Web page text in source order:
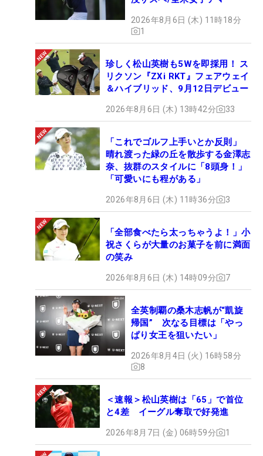
2026年8月6日 (木) 11時18分
1
珍しく松山英樹も5Wを即採用！ ス
リクソン『ZXi RKT』フェアウェイ
＆ハイブリッド、9月12日デビュー
2026年8月6日 (木) 13時42分 33
「これでゴルフ上手いとか反則」
晴れ渡った緑の丘を散歩する金澤志
奈、抜群のスタイルに「8頭身！」
「可愛いにも程がある」
2026年8月6日 (木) 11時36分 3
「全部食べたら太っちゃうよ！」小
祝さくらが大量のお菓子を前に満面
の笑み
2026年8月6日 (木) 14時09分 7
全英制覇の桑木志帆が“凱旋
帰国” 次なる目標は「やっ
ぱり女王を狙いたい」
2026年8月4日 (火) 16時58分
8
＜速報＞松山英樹は「65」で首位
と4差 イーグル奪取で好発進
2026年8月7日 (金) 06時59分 1